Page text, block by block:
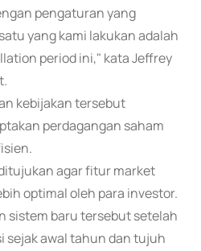
pengaturan yang
yang kami lakukan adalah
period ini," kata Jeffrey
kebijakan tersebut
perdagangan saham
agar fitur market
optimal oleh para investor.
sistem baru tersebut setelah
sejak awal tahun dan tujuh